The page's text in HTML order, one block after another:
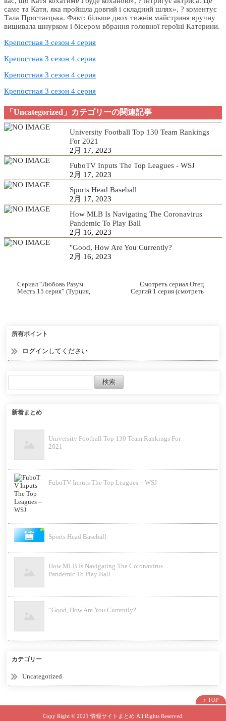
саме та Катя, яка пройшла довгий і складний шлях», ? коментує
Тала Пристаєцька. Факт: більше двох тижнів майстриня вручну
вишивала шнурком і бісером вбрання головної героїні Катерини.
Крепостная 3 сезон 4 серия
Крепостная 3 сезон 4 серия
Крепостная 3 сезон 4 серия
Крепостная 3 сезон 4 серия
「Uncategorized」カテゴリーの関連記事
University Football Top 130 Team Rankings
For 2021
2月 17, 2023
FuboTV Inputs The Top Leagues - WSJ
2月 17, 2023
Sports Head Baseball
2月 17, 2023
How MLB Is Navigating The Coronavirus
Pandemic To Play Ball
2月 16, 2023
"Good, How Are You Currently?
2月 16, 2023
Сериал “Любовь Разум
Месть 15 серия” (Турция,
Смотреть сериал Отец
Сергий 1 серия (смотреть
所有ポイント
ログインしてください
新着まとめ
University Football Top 130 Team Rankings For
2021
FuboTV Inputs The Top Leagues – WSJ
Sports Head Baseball
How MLB Is Navigating The Coronavirus
Pandemic To Play Ball
“Good, How Are You Currently?
カテゴリー
Uncategorized
↑ TOP
Copy Right © 2021 情報サイトまとめAll Rights Reserved.